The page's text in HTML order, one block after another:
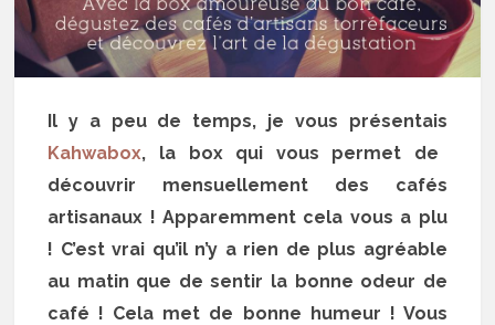
Il y a peu de temps, je vous présentais
Kahwabox, la box qui vous permet de
découvrir mensuellement des cafés
artisanaux ! Apparemment cela vous a plu
! C’est vrai qu’il n’y a rien de plus agréable
au matin que de sentir la bonne odeur de
café ! Cela met de bonne humeur ! Vous